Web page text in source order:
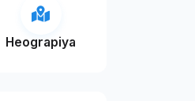
Heograpiya